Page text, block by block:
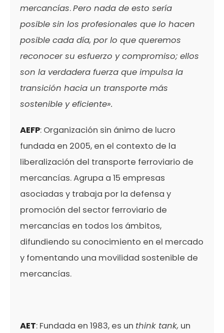
mercancías.Pero nada de esto sería
posible sin los profesionales que lo hacen
posible cada día, por lo que queremos
reconocer su esfuerzo y compromiso; ellos
son la verdadera fuerza que impulsa la
transición hacia un transporte más
sostenible y eficiente».
AEFP: Organización sin ánimo de lucro
fundada en 2005, en el contexto de la
liberalización del transporte ferroviario de
mercancías. Agrupa a 15 empresas
asociadas y trabaja por la defensa y
promoción del sector ferroviario de
mercancías en todos los ámbitos,
difundiendo su conocimiento en el mercado
y fomentando una movilidad sostenible de
mercancías.
AET: Fundada en 1983, es un think tank, un